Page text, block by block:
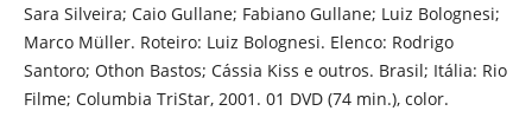
Sara Silveira; Caio Gullane; Fabiano Gullane; Luiz Bolognesi;
Marco Müller. Roteiro: Luiz Bolognesi. Elenco: Rodrigo
Santoro; Othon Bastos; Cássia Kiss e outros. Brasil; Itália: Rio
Filme; Columbia TriStar, 2001. 01 DVD (74 min.), color.